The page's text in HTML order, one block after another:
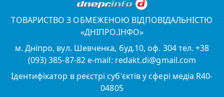
ТОВАРИСТВО З ОБМЕЖЕНОЮ ВІДПОВІДАЛЬНІСТЮ
«ДНІПРО.ІНФО»
м. Дніпро, вул. Шевченка, буд.10, оф. 304 тел. +38
(093) 385-87-82 e-mail: redakt.di@gmail.com
Ідентифікатор в реєстрі суб'єктів у сфері медіа R40-
04805